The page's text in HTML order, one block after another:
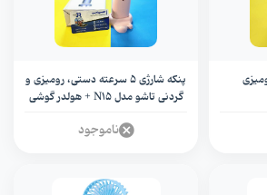
پنکه شارژی 5 سرعته دستی، رومیزی و
گردنی تاشو مدل N15 + هولدر گوشی
ناموجود